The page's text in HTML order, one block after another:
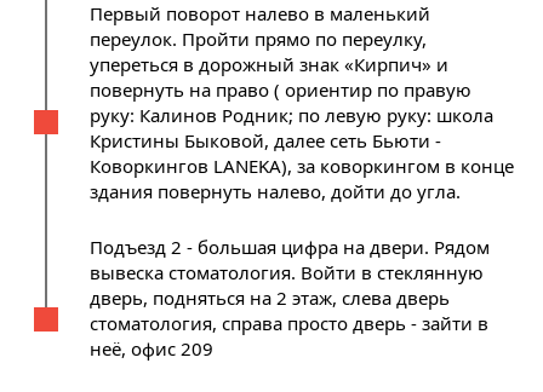
Первый поворот налево в маленький
переулок. Пройти прямо по переулку,
упереться в дорожный знак «Кирпич» и
повернуть на право ( ориентир по правую
руку: Калинов Родник; по левую руку: школа
Кристины Быковой, далее сеть Бьюти -
Коворкингов LANEKA), за коворкингом в конце
здания повернуть налево, дойти до угла.
Подъезд 2 - большая цифра на двери. Рядом
вывеска стоматология. Войти в стеклянную
дверь, подняться на 2 этаж, слева дверь
стоматология, справа просто дверь - зайти в
неё, офис 209